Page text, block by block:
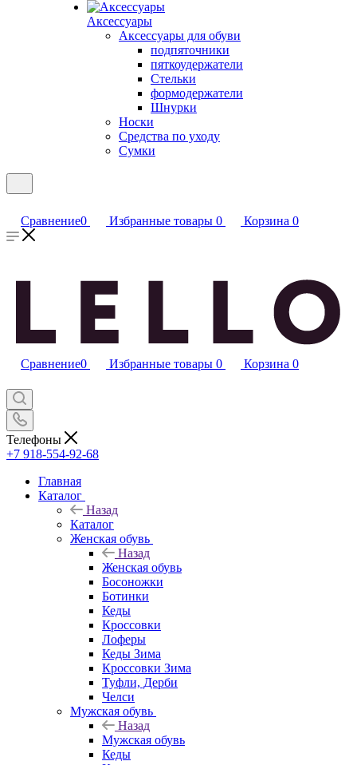
Аксессуары
Аксессуары для обуви
подпяточники
пяткоудержатели
Стельки
формодержатели
Шнурки
Носки
Средства по уходу
Сумки
Сравнение0 Избранные товары 0 Корзина 0
Сравнение0 Избранные товары 0 Корзина 0
Телефоны
+7 918-554-92-68
Главная
Каталог
Назад
Каталог
Женская обувь
Назад
Женская обувь
Босоножки
Ботинки
Кеды
Кроссовки
Лоферы
Кеды Зима
Кроссовки Зима
Туфли, Дерби
Челси
Мужская обувь
Назад
Мужская обувь
Кеды